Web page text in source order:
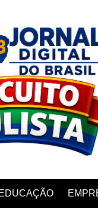
EDUCAÇÃO